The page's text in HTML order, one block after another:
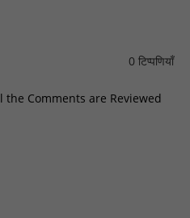
0 टिप्पणियाँ
the Comments are Reviewed